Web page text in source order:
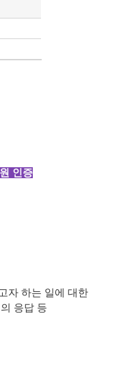
인증
자 하는 일에 대한
응답 등